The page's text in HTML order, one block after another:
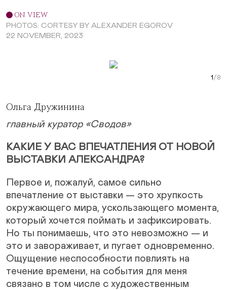
ON VIEW
PHOTOS: CORTESY BY ALEXANDER EGOROV
22 NOVEMBER, 2023
Ольга Дружинина
главный куратор «Сводов»
КАКИЕ У ВАС ВПЕЧАТЛЕНИЯ ОТ НОВОЙ
ВЫСТАВКИ АЛЕКСАНДРА?
Первое и, пожалуй, самое сильно
впечатление от выставки — это хрупкость
окружающего мира, ускользающего момента,
который хочется поймать и зафиксировать.
Но ты понимаешь, что это невозможно — и
это и завораживает, и пугает одновременно.
Ощущение неспособности повлиять на
течение времени, на события для меня
связано в том числе с художественным